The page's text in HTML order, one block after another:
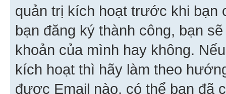
quản trị kích hoạt trước khi bạn
bạn đăng ký thành công, bạn
khoản của mình hay không.
kích hoạt thì hãy làm theo
được Email nào, có thể bạn đã